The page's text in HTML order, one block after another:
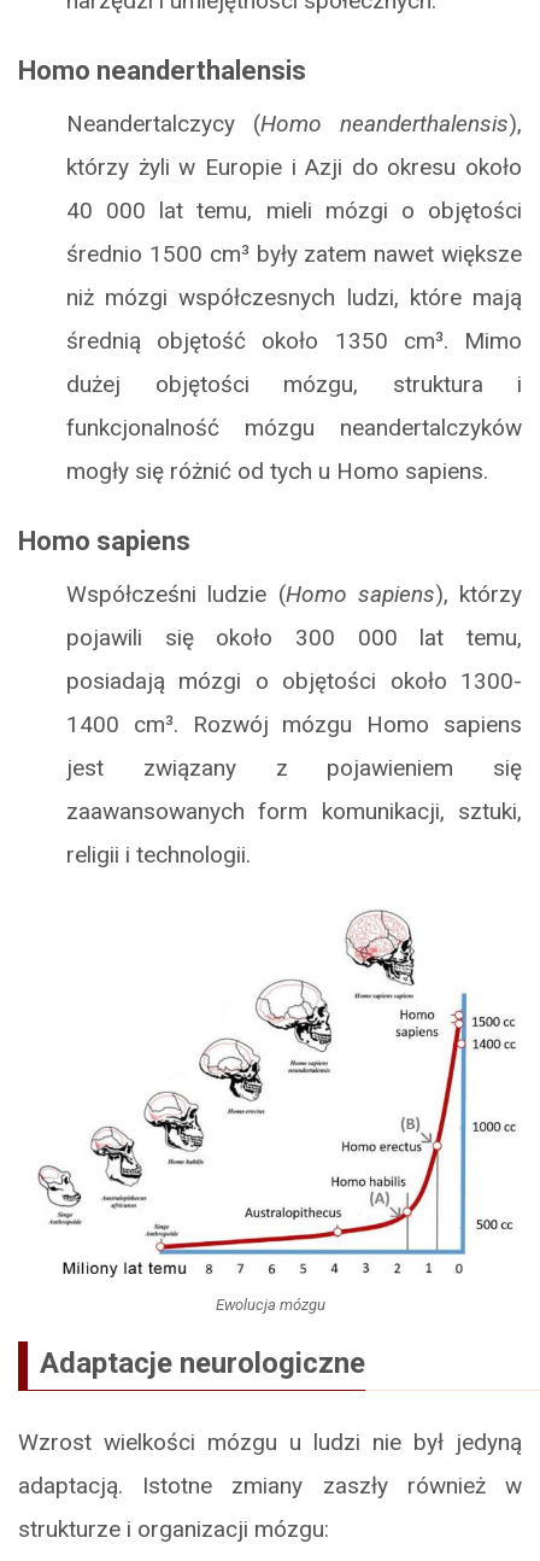
Homo neanderthalensis
Neandertalczycy (Homo neanderthalensis),
którzy żyli w Europie i Azji do okresu około
40 000 lat temu, mieli mózgi o objętości
średnio 1500 cm³ były zatem nawet większe
niż mózgi współczesnych ludzi, które mają
średnią objętość około 1350 cm³. Mimo
dużej objętości mózgu, struktura i
funkcjonalność mózgu neandertalczyków
mogły się różnić od tych u Homo sapiens.
Homo sapiens
Współcześni ludzie (Homo sapiens), którzy
pojawili się około 300 000 lat temu,
posiadają mózgi o objętości około 1300-
1400 cm³. Rozwój mózgu Homo sapiens
jest związany z pojawieniem się
zaawansowanych form komunikacji, sztuki,
religii i technologii.
Ewolucja mózgu
Adaptacje neurologiczne
Wzrost wielkości mózgu u ludzi nie był jedyną
adaptacją. Istotne zmiany zaszły również w
strukturze i organizacji mózgu: